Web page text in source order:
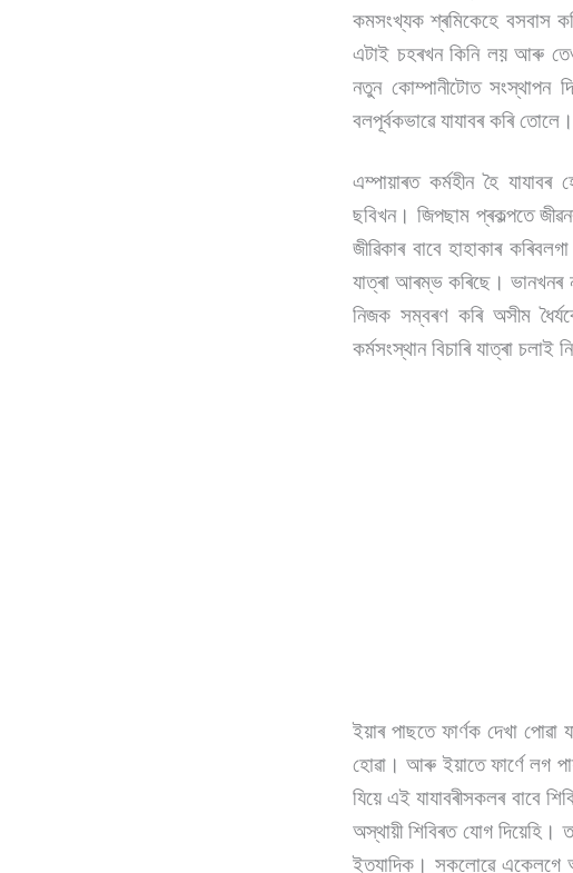
কমসংখ্যক শ্ৰমিকেহে বসবাস
এটাই চহৰখন কিনি লয় আৰু
নতুন কোম্পানীটোত সংস্থাপন
বলপূৰ্বকভাৱে যাযাবৰ কৰি তোলে।
এম্পায়াৰত কৰ্মহীন হৈ যাযাবৰ
ছবিখন। জিপছাম প্ৰকল্পতে
জীৱিকাৰ বাবে হাহাকাৰ
যাত্ৰা আৰম্ভ কৰিছে। ভানখনৰ
নিজক সম্বৰণ কৰি অসীম
কৰ্মসংস্থান বিচাৰি যাত্ৰা চলাই
ইয়াৰ পাছতে ফাৰ্ণক দেখা পোৱা
হোৱা। আৰু ইয়াতে ফাৰ্ণে লগ
যিয়ে এই যাযাবৰীসকলৰ বাবে
অস্থায়ী শিবিৰত যোগ দিয়েহি।
ইত্যাদিক। সকলোৱে একেলগে